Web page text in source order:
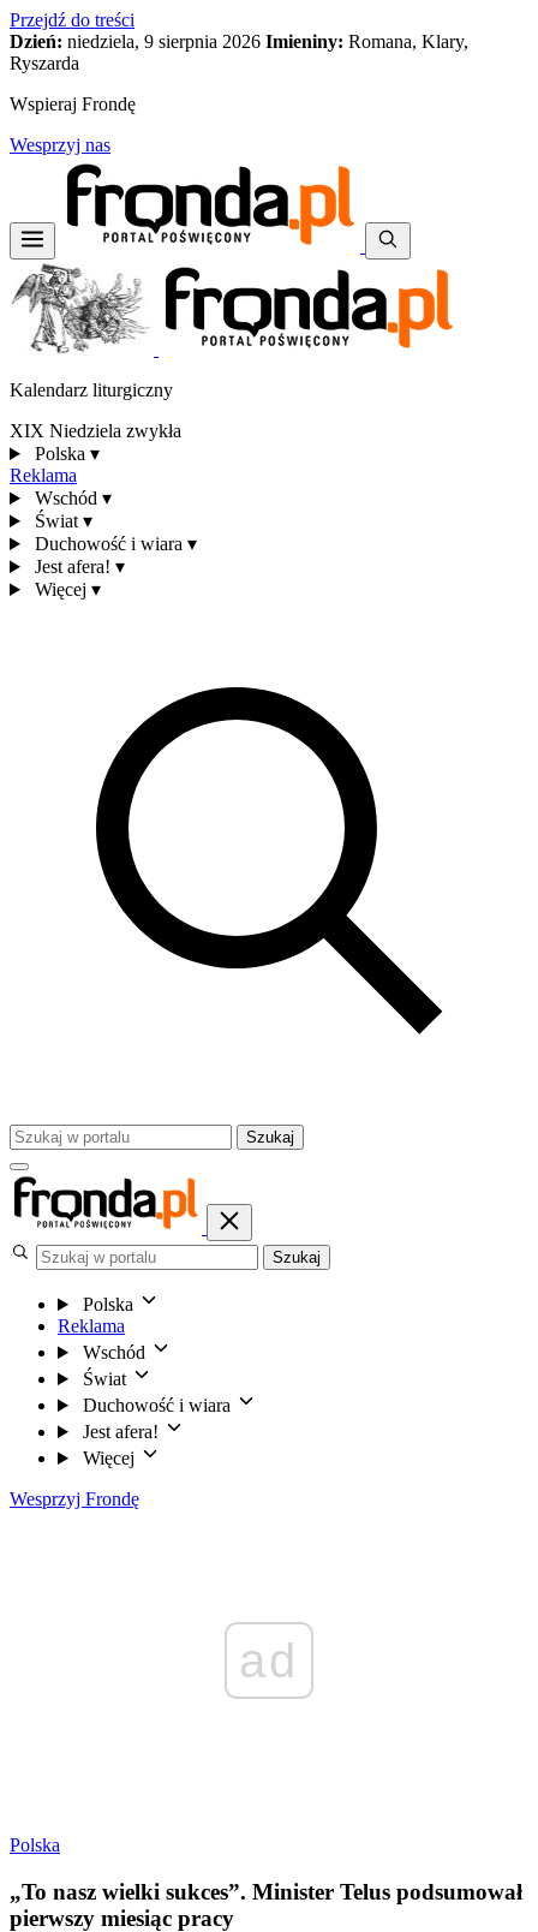
Przejdź do treści
Dzień: niedziela, 9 sierpnia 2026 Imieniny: Romana, Klary,
Ryszarda
Wspieraj Frondę
Wesprzyj nas
Kalendarz liturgiczny
XIX Niedziela zwykła
Polska ▾
Reklama
Wschód ▾
Świat ▾
Duchowość i wiara ▾
Jest afera! ▾
Więcej ▾
Szukaj
Szukaj
Polska
Reklama
Wschód
Świat
Duchowość i wiara
Jest afera!
Więcej
Wesprzyj Frondę
ad
Polska
„To nasz wielki sukces”. Minister Telus podsumował
pierwszy miesiąc pracy